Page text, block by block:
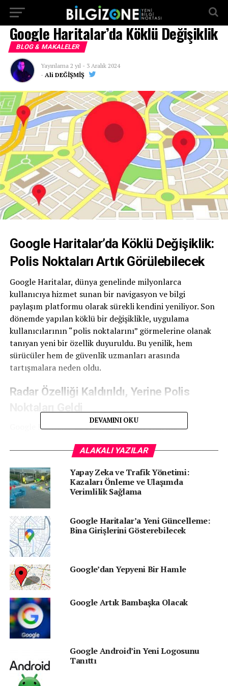
Google Haritalar’da Köklü Değişiklik
BLOG & MAKALELER
Yayınlama 2 yıl - 3 Aralık 2024
- Ali DEĞİŞMİŞ
Google Haritalar’da Köklü Değişiklik:
Polis Noktaları Artık Görülebilecek
Google Haritalar, dünya genelinde milyonlarca
kullanıcıya hizmet sunan bir navigasyon ve bilgi
paylaşım platformu olarak sürekli kendini yeniliyor. Son
dönemde yapılan köklü bir değişiklikle, uygulama
kullanıcılarının “polis noktalarını” görmelerine olanak
tanıyan yeni bir özellik duyuruldu. Bu yenilik, hem
sürücüler hem de güvenlik uzmanları arasında
tartışmalara neden oldu.
Radar Özelliği Kaldırıldı, Yerine Polis
Google Haritalar’da önceden mevcut olan hız
platformdan kaldırılmıştı. Kullanıcılar, bu özelliğin
Google’ın bu konuda farklı bir yaklaşım sergilemesi
dikkat çekti. Yeni güncellemeyle birlikte, sadece hız
radarlarının değil, tüm polis noktalarının uygulamada
polis varlığını daha detaylı bir şekilde görebiliyor ve bu
bilgiyi diğer kullanıcılarla paylaşabiliyor.
Kullanıcılar Ne Paylaşabilecek?
Yeni özellik sayesinde sürücüler:
Polis noktalarını,
Trafikteki kazaları,
İnşaat veya yol çalışmaları gibi durumları,
Şerit kapatma bilgilerini diğer kullanıcılarla anlık
olarak paylaşabilecek.
DEVAMINI OKU
ALAKALI YAZILAR
Yapay Zeka ve Trafik Yönetimi:
Kazaları Önleme ve Ulaşımda
Verimlilik Sağlama
Google Haritalar’a Yeni Güncelleme:
Bina Girişlerini Gösterebilecek
Google’dan Yepyeni Bir Hamle
Google Artık Bambaşka Olacak
Google Android’in Yeni Logosunu
Tanıttı